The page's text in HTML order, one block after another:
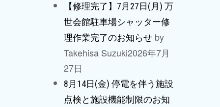
【修理完了】7月27日(月) 万
世会館駐車場シャッター修
理作業完了のお知らせ by
Takehisa Suzuki2026年7月
27日
8月14日(金) 停電を伴う施設
点検と施設機能制限のお知